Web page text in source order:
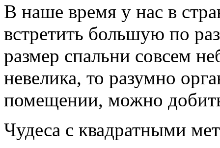
В наше время у нас в
встретить большую по
размер спальни совсем
невелика, то разумно
помещении, можно
Чудеса с квадратными